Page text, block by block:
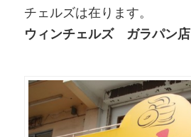
チェルズは在ります。
ウィンチェルズ ガラパン店